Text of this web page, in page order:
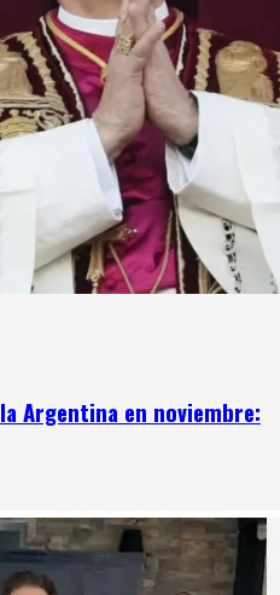
Argentina en noviembre: